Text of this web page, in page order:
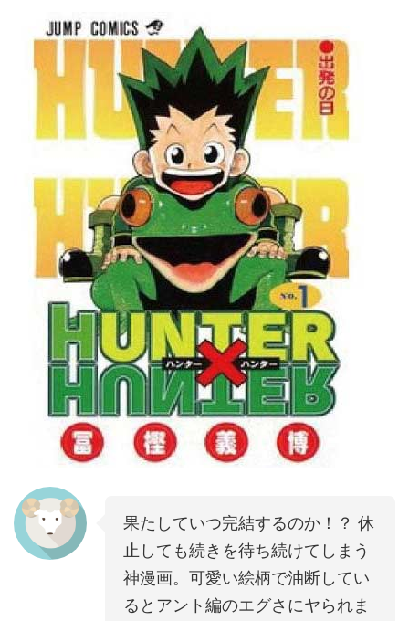
果たしていつ完結するのか！？ 休
止しても続きを待ち続けてしまう
神漫画。可愛い絵柄で油断してい
るとアント編のエグさにヤられま